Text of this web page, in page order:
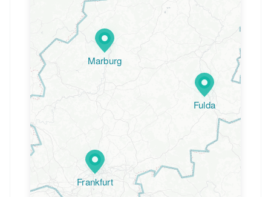
Frankfurt
Marburg
Fulda